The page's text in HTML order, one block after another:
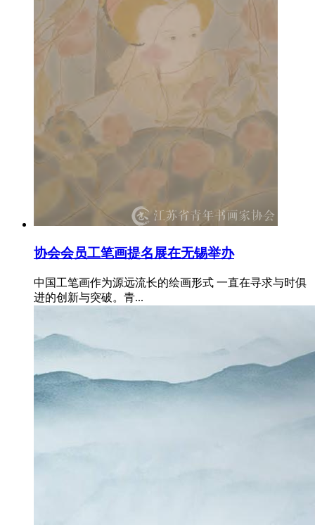
协会会员工笔画提名展在无锡举办
中国工笔画作为源远流长的绘画形式 一直在寻求与时俱
进的创新与突破。青...